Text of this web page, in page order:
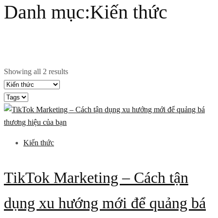
Danh mục:Kiến thức
Showing all 2 results
Kiến thức
TikTok Marketing – Cách tận
dụng xu hướng mới để quảng bá